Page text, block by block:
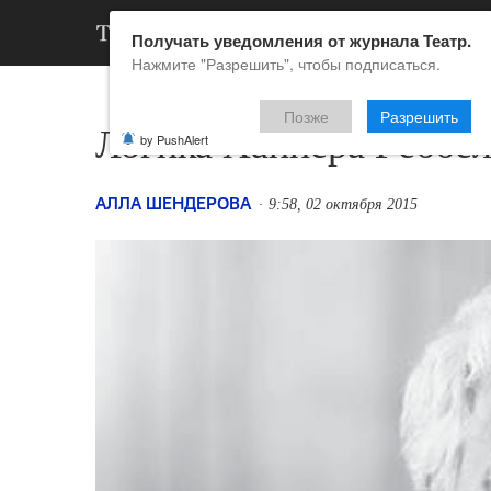
Логика Хайнера
АЛЛА ШЕНДЕРОВА 9:58, 02 октября 2015
Получать уведомления от журнала Театр.
Нажмите "Разрешить", чтобы подписаться.
Позже Разрешить
by PushAlert